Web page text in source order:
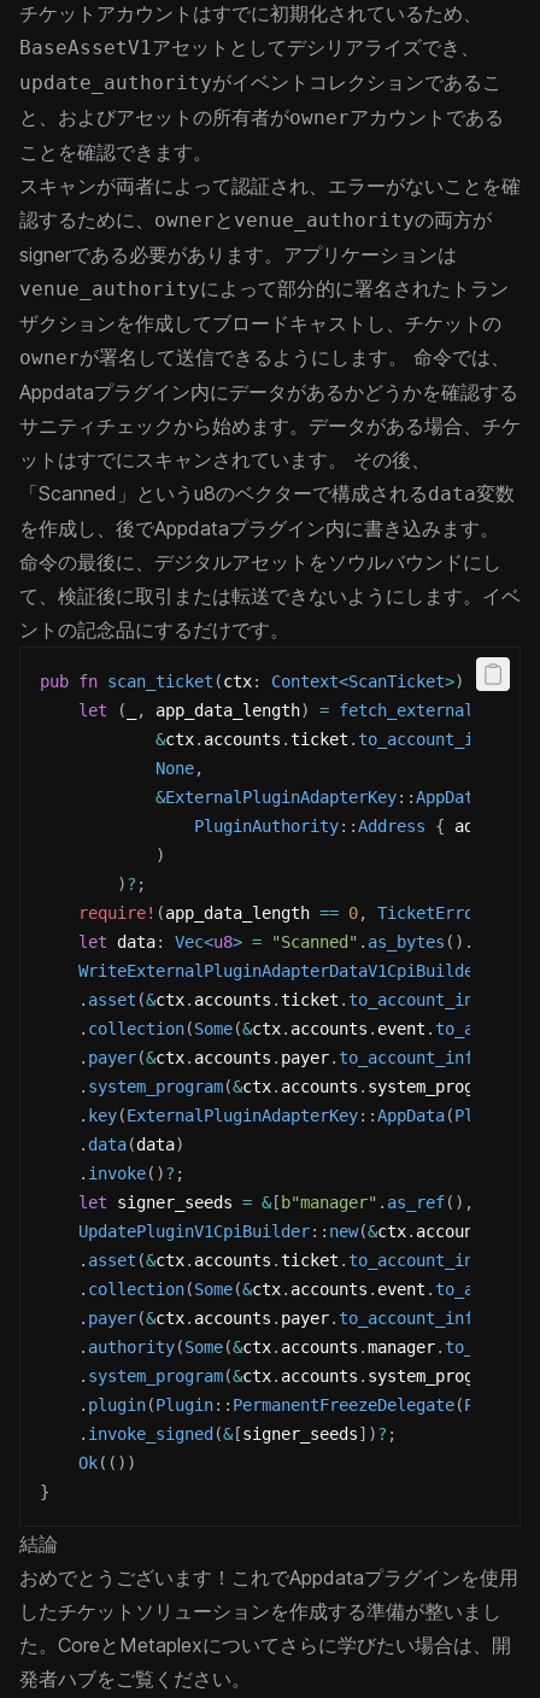
チケットアカウントはすでに初期化されているため、
BaseAssetV1アセットとしてデシリアライズでき、
update_authorityがイベントコレクションであるこ
と、およびアセットの所有者がownerアカウントである
ことを確認できます。
スキャンが両者によって認証され、エラーがないことを確
認するために、 owner と venue_authorityの両方が
signerである必要があります。アプリケーションは
venue_authorityによって部分的に署名されたトラン
ザクションを作成してブロードキャストし、チケットの
ownerが署名して送信できるようにします。
命令では、
Appdataプラグイン内にデータがあるかどうかを確認する
サニティチェックから始めます。データがある場合、チケ
ットはすでにスキャンされています。
その後、
「Scanned」というu8のベクターで構成されるdata変数
を作成し、後でAppdataプラグイン内に書き込みます。
命令の最後に、デジタルアセットをソウルバウンドにし
て、検証後に取引または転送できないようにします。イベ
ントの記念品にするだけです。
pub fn scan_ticket (ctx: Context<ScanTicket>) ->
let
( , app_data_length) =
&ctx. accounts .ticket .to_account_info
None,
&ExternalPluginAdapterKey::AppData
PluginAuthority::Address { address
)
)? ;
require! (app_data_length == 0, TicketError
let data: Vec<u8> = "Scanned" . as_bytes ( ) .
WriteExternalPluginAdapterDataV1CpiBuilder
. asset (&ctx. accounts .ticket .to_account_info
. collection(Some(&ctx. accounts . event .
. payer(&ctx. accounts . payer.to_account_info
. system_program(&ctx. accounts . system_program
. key(ExternalPluginAdapterKey::AppData(
. data(data)
. invoke( )? ;
let signer_seeds = &[ b"manager" . as_ref( ) ,
UpdatePluginV1CpiBuilder:: new(&ctx. accounts
. asset (&ctx. accounts .ticket .to_account_info
. collection(Some(&ctx. accounts . event .
. payer(&ctx. accounts . payer.to_account_info
. authority(Some(&ctx. accounts .manager.
. system_program(&ctx. accounts . system_program
. plugin(Plugin:: PermanentFreezeDelegate(
. invoke_signed (&[signer_seeds] )? ;
Ok( ( ) )
}
結論
おめでとうございます！これでAppdataプラグインを使用
したチケットソリューションを作成する準備が整いまし
た。CoreとMetaplexについてさらに学びたい場合は、 開
発者ハブをご覧ください。